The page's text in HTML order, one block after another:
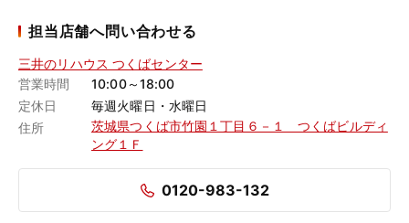
担当店舗へ問い合わせる
三井のリハウス つくばセンター
営業時間
10:00～18:00
定休日
毎週火曜日・水曜日
住所
茨城県つくば市竹園１丁目６－１ つくばビルディ
ング１Ｆ
0120-983-132